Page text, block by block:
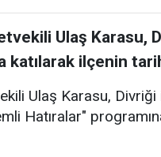
Ulaş Karasu,
katılarak ilçenin
Ulaş Karasu,
Hatıralar"